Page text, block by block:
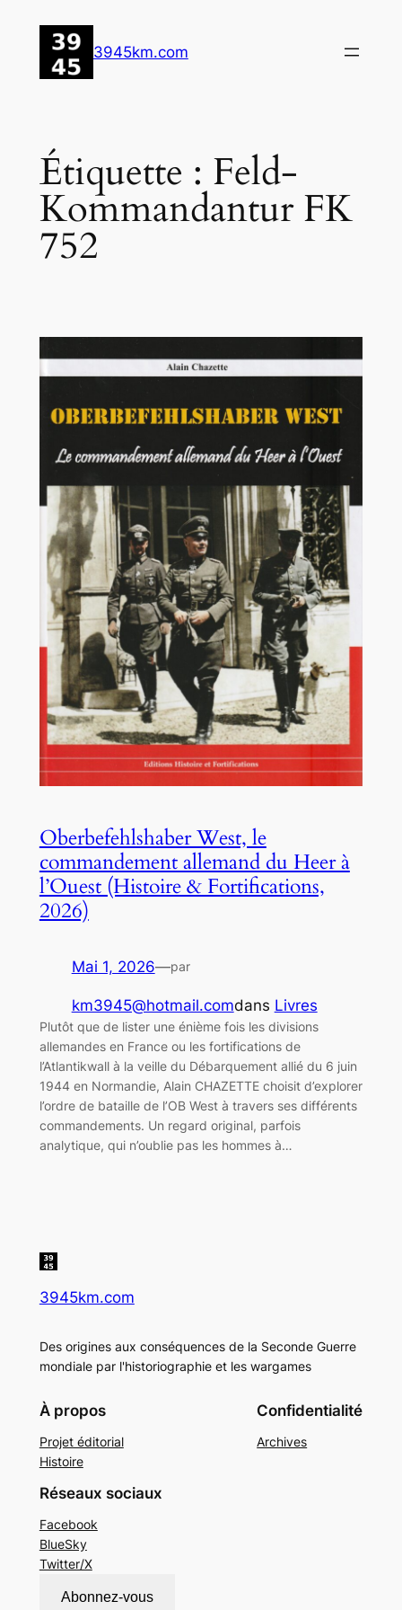
contenu
3945km.com
Étiquette : Feld-
Kommandantur FK
752
Oberbefehlshaber West, le
commandement allemand du Heer à
l’Ouest (Histoire & Fortifications,
2026)
Mai 1, 2026—par
km3945@hotmail.comdans Livres
Plutôt que de lister une énième fois les divisions
allemandes en France ou les fortifications de
l’Atlantikwall à la veille du Débarquement allié du 6 juin
1944 en Normandie, Alain CHAZETTE choisit d’explorer
l’ordre de bataille de l’OB West à travers ses différents
commandements. Un regard original, parfois
analytique, qui n’oublie pas les hommes à…
3945km.com
Des origines aux conséquences de la Seconde Guerre
mondiale par l'historiographie et les wargames
À propos
Projet éditorial
Histoire
Confidentialité
Archives
Réseaux sociaux
Facebook
BlueSky
Twitter/X
Abonnez-vous